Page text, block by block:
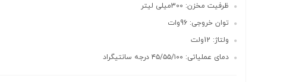
ظرفیت مخزن: 300میلی لیتر
توان خروجی: 96وات
ولتاژ: 12ولت
دمای عملیاتی: ۴۵/۵۵/۱۰۰ درجه سانتیگراد